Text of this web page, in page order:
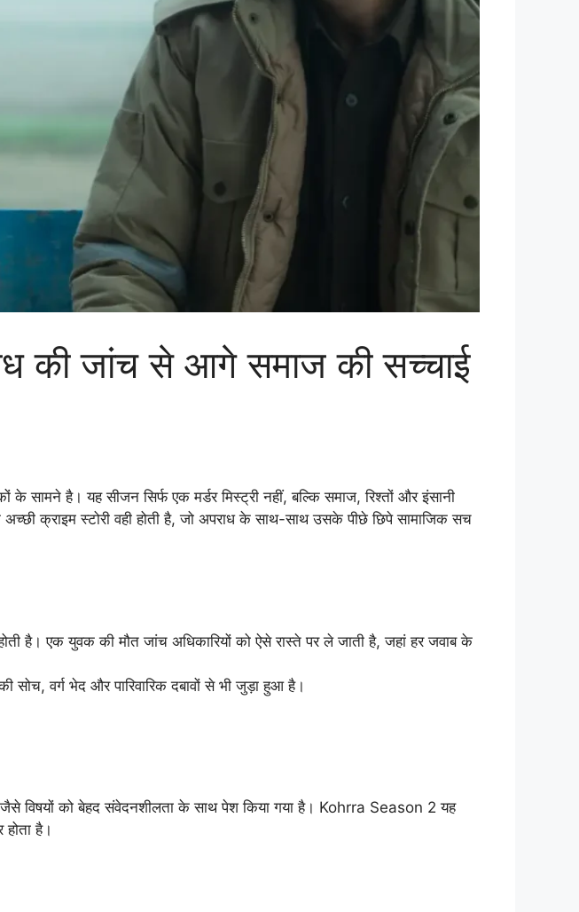
की जांच से आगे समाज की सच्चाई
सामने है। यह सीजन सिर्फ एक मर्डर मिस्ट्री नहीं, बल्कि समाज, रिश्तों और इंसानी
क्राइम स्टोरी वही होती है, जो अपराध के साथ-साथ उसके पीछे छिपे सामाजिक सच
है। एक युवक की मौत जांच अधिकारियों को ऐसे रास्ते पर ले जाती है, जहां हर जवाब के
वर्ग भेद और पारिवारिक दबावों से भी जुड़ा हुआ है।
जैसे विषयों को बेहद संवेदनशीलता के साथ पेश किया गया है। Kohrra Season 2 यह
है।